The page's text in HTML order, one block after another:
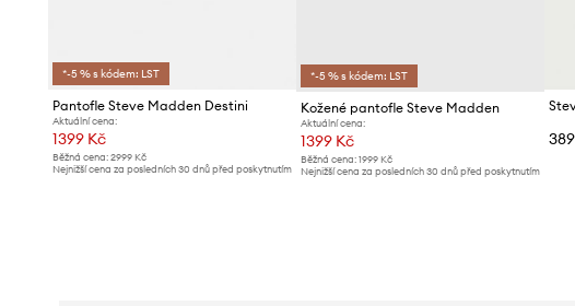
*-5 % s kódem: LST
Pantofle Steve Madden Destini
Aktuální cena:
1399 Kč
Běžná cena: 2999 Kč
Nejnižší cena za posledních 30 dnů před poskytnutím
*-5 % s kódem: LST
Kožené pantofle Steve Madden
Aktuální cena:
1399 Kč
Běžná cena:1999 Kč
Nejnižší cena za posledních 30 dnů před poskytnutím